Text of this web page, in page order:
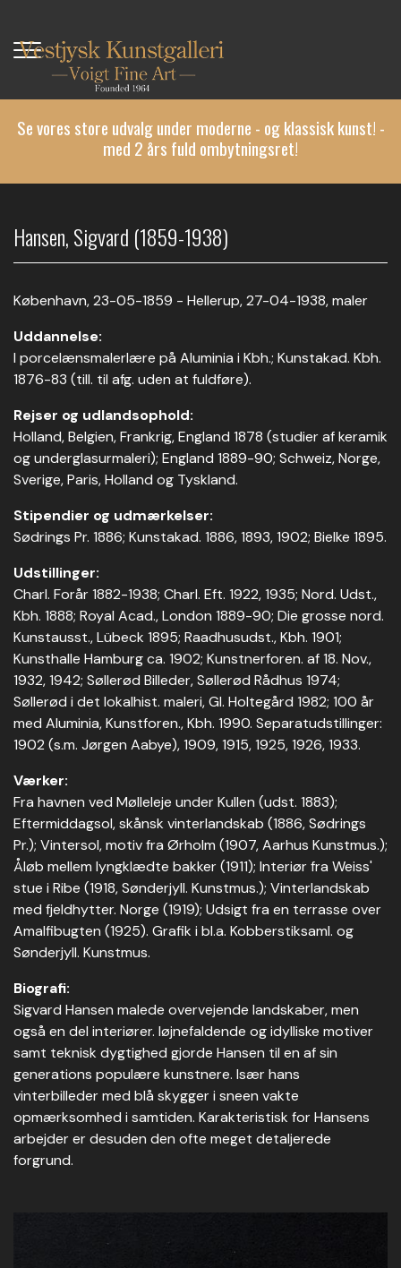
hovedindhold
Se vores store udvalg under moderne - og klassisk kunst! -
med 2 års fuld ombytningsret!
Hansen, Sigvard (1859-1938)
København, 23-05-1859 - Hellerup, 27-04-1938, maler
Uddannelse:
I porcelænsmalerlære på Aluminia i Kbh.; Kunstakad. Kbh.
1876-83 (till. til afg. uden at fuldføre).
Rejser og udlandsophold:
Holland, Belgien, Frankrig, England 1878 (studier af keramik
og underglasurmaleri); England 1889-90; Schweiz, Norge,
Sverige, Paris, Holland og Tyskland.
Stipendier og udmærkelser:
Sødrings Pr. 1886; Kunstakad. 1886, 1893, 1902; Bielke 1895.
Udstillinger:
Charl. Forår 1882-1938; Charl. Eft. 1922, 1935; Nord. Udst.,
Kbh. 1888; Royal Acad., London 1889-90; Die grosse nord.
Kunstausst., Lübeck 1895; Raadhusudst., Kbh. 1901;
Kunsthalle Hamburg ca. 1902; Kunstnerforen. af 18. Nov.,
1932, 1942; Søllerød Billeder, Søllerød Rådhus 1974;
Søllerød i det lokalhist. maleri, Gl. Holtegård 1982; 100 år
med Aluminia, Kunstforen., Kbh. 1990. Separatudstillinger:
1902 (s.m. Jørgen Aabye), 1909, 1915, 1925, 1926, 1933.
Værker:
Fra havnen ved Mølleleje under Kullen (udst. 1883);
Eftermiddagsol, skånsk vinterlandskab (1886, Sødrings
Pr.); Vintersol, motiv fra Ørholm (1907, Aarhus Kunstmus.);
Åløb mellem lyngklædte bakker (1911); Interiør fra Weiss'
stue i Ribe (1918, Sønderjyll. Kunstmus.); Vinterlandskab
med fjeldhytter. Norge (1919); Udsigt fra en terrasse over
Amalfibugten (1925). Grafik i bl.a. Kobberstiksaml. og
Sønderjyll. Kunstmus.
Biografi:
Sigvard Hansen malede overvejende landskaber, men
også en del interiører. Iøjnefaldende og idylliske motiver
samt teknisk dygtighed gjorde Hansen til en af sin
generations populære kunstnere. Især hans
vinterbilleder med blå skygger i sneen vakte
opmærksomhed i samtiden. Karakteristisk for Hansens
arbejder er desuden den ofte meget detaljerede
forgrund.